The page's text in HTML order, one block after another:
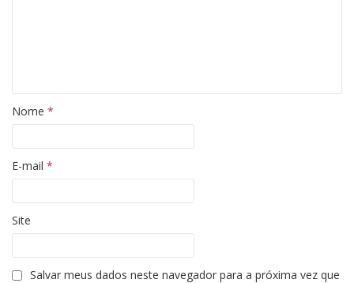
Nome *
E-mail *
Site
Salvar meus dados neste navegador para a próxima vez que